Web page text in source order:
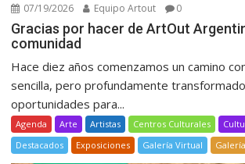
07/19/2026 Equipo Artout 0
Gracias por hacer de ArtOut
comunidad
Hace diez años comenzamos un camino
sencilla, pero profundamente
oportunidades para...
Agenda Arte Artistas Centros Culturales
Destacados
Exposiciones Galería Virtual